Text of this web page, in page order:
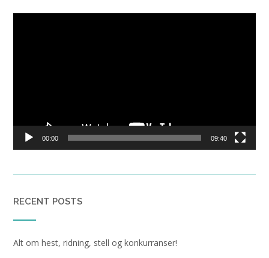
00:00 09:40
RECENT POSTS
Alt om hest, ridning, stell og konkurranser!